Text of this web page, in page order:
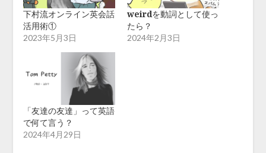
下村流オンライン英会話
活用術①
2023年5月3日
weirdを動詞として使っ
たら？
2024年2月3日
「友達の友達」って英語
で何て言う？
2024年4月29日